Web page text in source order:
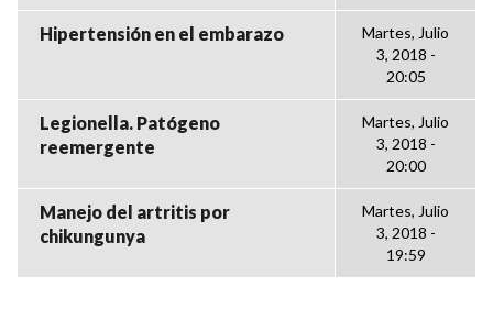
Hipertensión en el embarazo
Martes, Julio
3, 2018 -
20:05
Legionella. Patógeno
reemergente
Martes, Julio
3, 2018 -
20:00
Manejo del artritis por
chikungunya
Martes, Julio
3, 2018 -
19:59